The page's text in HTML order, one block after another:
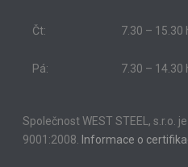
Čt: 7.30 – 15.30
Pá: 7.30 – 14.30
Společnost WEST STEEL, s.r.o.
9001:2008.
Informace o